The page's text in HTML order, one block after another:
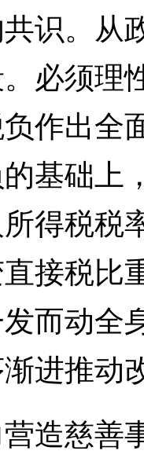
识。从
必须理
作出全
基础上
得税税
接税比
而动全
进推动
慈善